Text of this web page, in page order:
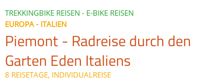
TREKKINGBIKE REISEN - E-BIKE REISEN
EUROPA - ITALIEN
Piemont - Radreise durch den
Garten Eden Italiens
8 REISETAGE, INDIVIDUALREISE